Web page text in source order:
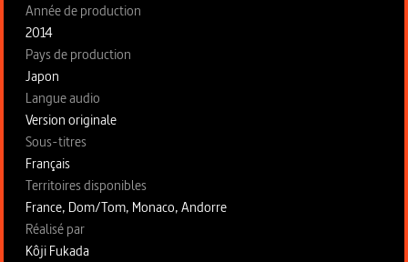
Année de production
2014
Pays de production
Japon
Langue audio
Version originale
Sous-titres
Français
Territoires disponibles
France, Dom/Tom, Monaco, Andorre
Fiche technique section droite
Réalisé par
Kôji Fukada